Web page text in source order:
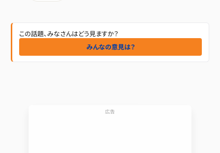
この話題、みなさんはどう見ますか？
みんなの意見は？
広告